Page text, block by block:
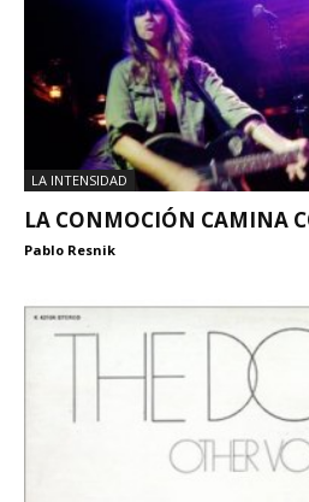
LA INTENSIDAD
LA CONMOCIÓN CAMINA
Pablo Resnik